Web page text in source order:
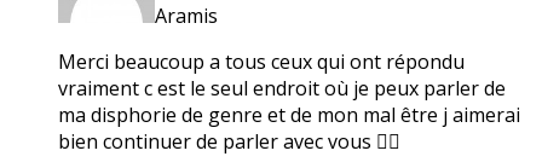
Aramis
Merci beaucoup a tous ceux qui ont répondu
vraiment c est le seul endroit où je peux parler de
ma disphorie de genre et de mon mal être j aimerai
bien continuer de parler avec vous 👍🏼